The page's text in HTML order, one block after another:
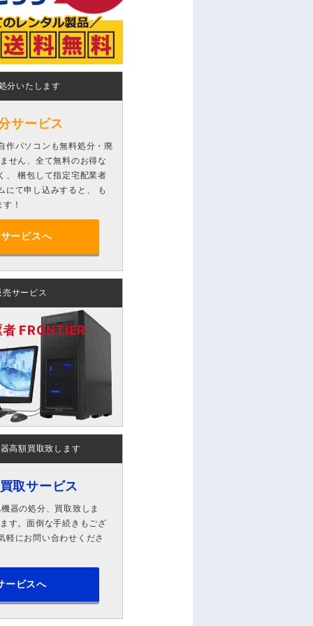
分いたします
サービス
作パソコンも無料処分・廃
せん、全て無料のお得な
、 梱包して指定宅配業者
にて申し込みすると、 も
！
ービスへ
サービス
FRONTIER
高額買取致します
取サービス
器の処分、買取致しま
す。面倒な手続きもござ
軽にお問い合わせくださ
ービスへ